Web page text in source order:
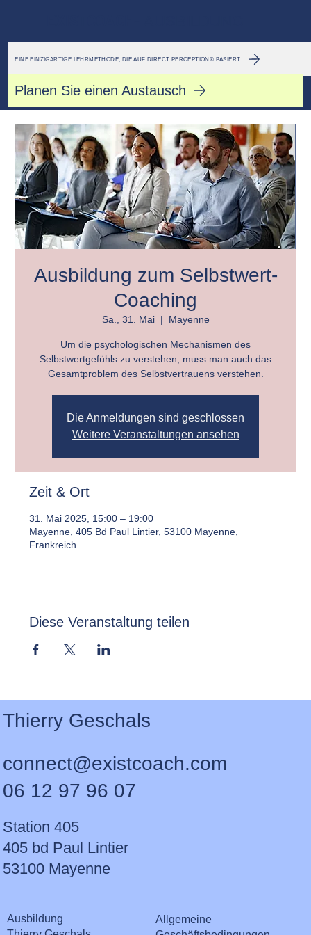
EINE EINZIGARTIGE LEHRMETHODE, DIE AUF DIRECT PERCEPTION® BASIERT
Planen Sie einen Austausch
Ausbildung zum Selbstwert-
Coaching
Sa., 31. Mai
  |
Mayenne
Um die psychologischen Mechanismen des
Selbstwertgefühls zu verstehen, muss man auch das
Gesamtproblem des Selbstvertrauens verstehen.
Die Anmeldungen sind geschlossen
Weitere Veranstaltungen ansehen
Zeit & Ort
31. Mai 2025, 15:00 – 19:00
Mayenne, 405 Bd Paul Lintier, 53100 Mayenne,
Frankreich
Diese Veranstaltung teilen
Thierry Geschals
connect@existcoach.com
06 12 97 96 07
Station 405
405 bd Paul Lintier
53100 Mayenne
Ausbildung
Allgemeine